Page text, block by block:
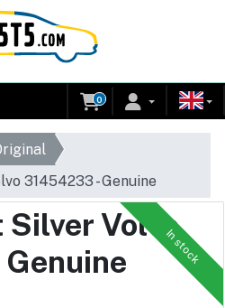
0
31454233 - Genuine
In stock
Silver Volvo